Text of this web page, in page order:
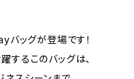
バッグが登場です！
するこのバッグは、